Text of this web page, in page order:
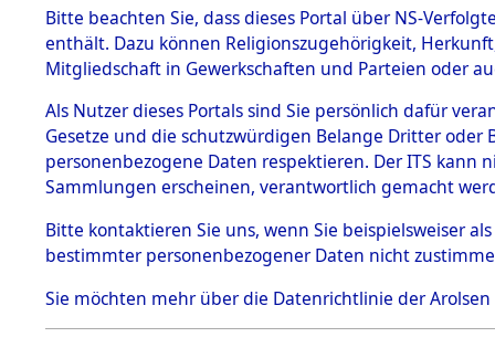
BESTÄNDE
1.
mente
5. Verschiedenes
5.3
Todesmärsche
5.3.1 Alliierte
Erhebungen
zu
Todesmärsch
en
5.3.2
und
0090
Bitte beachten Sie, dass dieses Portal über NS-
enthält. Dazu können Religionszugehörigkeit,
Mitgliedschaft in Gewerkschaften und Parteien oder
Als Nutzer dieses Portals sind Sie persönlich dafür
Gesetze und die schutzwürdigen Belange Dritter
personenbezogene Daten respektieren. Der ITS
Sammlungen erscheinen, verantwortlich gemacht
Bitte kontaktieren Sie uns, wenn Sie beispielsweiser
bestimmter personenbezogener Daten nicht
Sie möchten mehr über die Datenrichtlinie der Arolsen